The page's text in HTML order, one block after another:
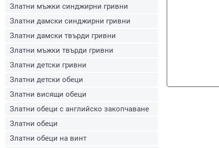
Златни мъжки синджирни гривни
Златни дамски синджирни гривни
Златни дамски твърди гривни
Златни мъжки твърди гривни
Златни детски гривни
Златни детски обеци
Златни висящи обеци
Златни обеци с английско закопчаване
Златни обеци
Златни обеци на винт